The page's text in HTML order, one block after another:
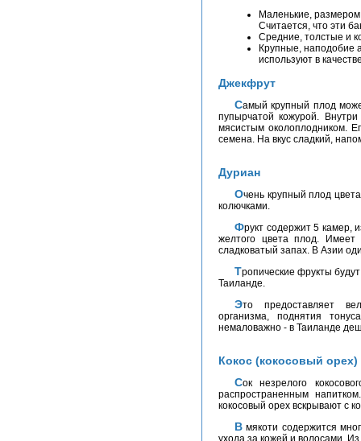
Маленькие,
Считается, что эти
Средние, толстые и
Крупные, наподобие
используют в
Джекфрут
Самый крупный плод может достигать весом 32 кг. Сверху покрыт зеленой
пупырчатой кожурой.
мясистым околоплодником.
семена. На вкус сладкий,
Дуриан
Очень крупный плод цвета хаки. Весом может достигать 8 кг. Сверху покрыт
колючками.
Фрукт содержит 5 камер, из каждой камеры вырезается веретенообразный,
желтого цвета плод.
сладковатый запах. В Азии
Тропические фрукты будут сопровождать Вас на протяжении всего отдыха в
Таиланде.
Это предоставляет великолепные возможности для оздоровления
организма, поднятия
немаловажно - в Таиланде
Кокос (кокосовый орех)
Сок незрелого кокосового ореха очень хорошо освежает и является
распространенным
кокосовый орех вскрывают с
В мякоти содержится много масла, которое отжимают. Его используют для
ухода за кожей и волосами.